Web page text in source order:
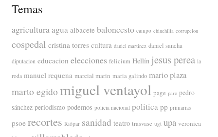
Temas
agriculturaagua albacete baloncesto campo chinchilla corrupcion
cospedal cristina torres cultura daniel martinez daniel sancha
diputacion educacion elecciones felicium Hellín jesus perea la
roda manuel requena marcial marin maria galindo mario plaza
marto egidomiguel ventayol page paro pedro
sánchez periodismo podemos policia nacional politica pp primarias
psoe recortes Riópar sanidad teatro trasvase ugt upa veronica